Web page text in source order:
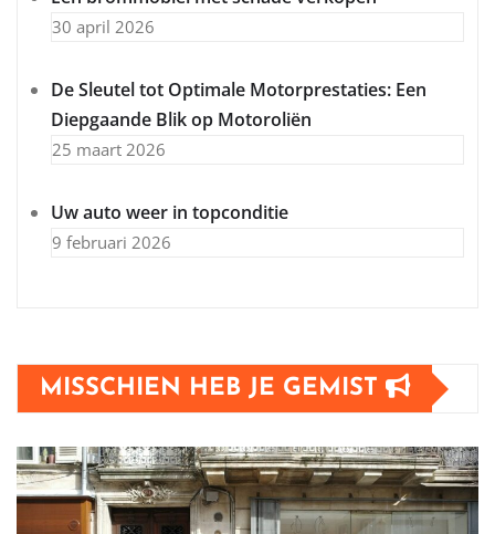
30 april 2026
De Sleutel tot Optimale Motorprestaties: Een
Diepgaande Blik op Motoroliën
25 maart 2026
Uw auto weer in topconditie
9 februari 2026
MISSCHIEN HEB JE GEMIST